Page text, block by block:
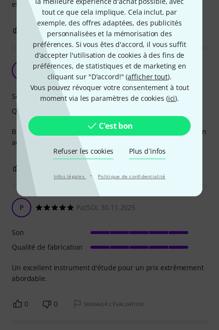
tout ce que cela implique. Cela inclut, par
exemple, des offres adaptées, des publicités
personnalisées et la mémorisation des
préférences. Si vous êtes d'accord, il vous suffit
d'accepter l'utilisation de cookies à des fins de
préférences, de statistiques et de marketing en
cliquant sur "D'accord!" (afficher tout).
Vous pouvez révoquer votre consentement à tout
moment via les paramètres de cookies (ici).
C'est bon
Refuser les cookies Plus d´infos
Infos légales · Politique de confidentialité
effectivement sa couleur m’a conquise.
0 SIGNALER L'ÉVALUATION
Très bon violent pour le prix :)
Keulkeulus 10.09.2025
Bonne sonorité et bonne fabrication. Je suis content de mon
achat.
Son
Qualité de fabrication
SIGNALER L'ÉVALUATION
P PatSOL 30.11.2025
Un excellent instrument d'étude pour un prix extrêmement
abordable.
Son
Qualité de fabrication
0 0 SIGNALER L'ÉVALUATION